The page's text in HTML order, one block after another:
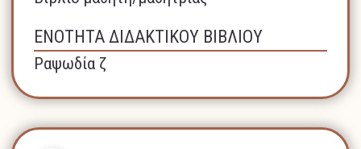
ΕΝΟΤΗΤΑ ΔΙΔΑΚΤΙΚΟΥ ΒΙΒΛΙΟΥ
Ραψωδία ζ